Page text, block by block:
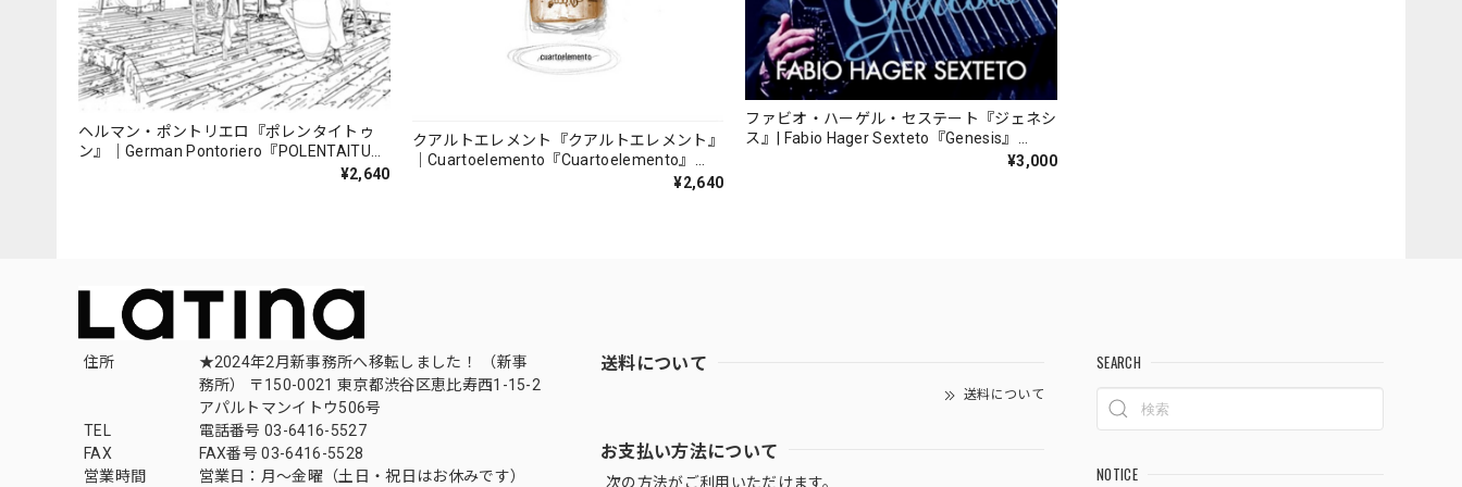
ヘルマン・ポントリエロ『ポレンタイトゥ
ン』｜German Pontoriero『POLENTAITUM
¥2,640
クアルトエレメント『クアルトエレメント』
｜Cuartoelemento『Cuartoelemento』
¥2,640
ファビオ・ハーゲル・セステート『ジェネシ
ス』| Fabio Hager Sexteto『Genesis』
¥3,000
住所
★2024年2月新事務所へ移転しました！ （新事
務所） 〒150-0021 東京都渋谷区恵比寿西1-15-2
アパルトマンイトウ506号
TEL
電話番号 03-6416-5527
FAX
FAX番号 03-6416-5528
営業時間
営業日：月〜金曜（土日・祝日はお休みです）
送料について
送料について
お支払い方法について
次の方法がご利用いただけます。
SEARCH
NOTICE